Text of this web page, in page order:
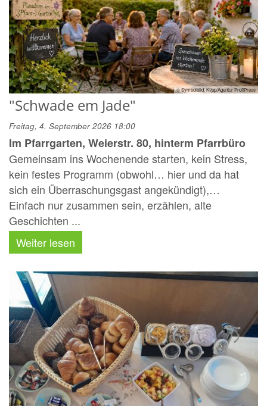
© Symbolbild: KI/pp/Agentur ProfiPress
"Schwade em Jade"
Freitag, 4. September 2026 18:00
Im Pfarrgarten, Weierstr. 80, hinterm Pfarrbüro
Gemeinsam ins Wochenende starten, kein Stress,
kein festes Programm (obwohl… hier und da hat
sich ein Überraschungsgast angekündigt),…
Einfach nur zusammen sein, erzählen, alte
Geschichten ...
Weiter lesen